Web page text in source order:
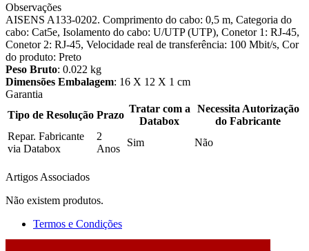
Observações
AISENS A133-0202. Comprimento do cabo: 0,5 m, Categoria do
cabo: Cat5e, Isolamento do cabo: U/UTP (UTP), Conetor 1: RJ-45,
Conetor 2: RJ-45, Velocidade real de transferência: 100 Mbit/s, Cor
do produto: Preto
Peso Bruto: 0.022 kg
Dimensões Embalagem: 16 X 12 X 1 cm
Garantia
Tipo de Resolução Prazo
Tratar com a
Databox
Necessita Autorização
do Fabricante
Repar. Fabricante
via Databox
2
Anos
Sim Não
Artigos Associados
Não existem produtos.
Termos e Condições